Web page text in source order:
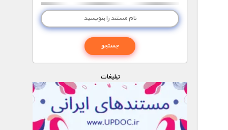
تبليغات